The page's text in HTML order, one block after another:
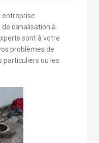
entreprise
canalisation à
sont à votre
problèmes de
particuliers ou les